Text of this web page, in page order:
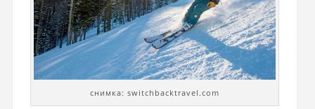
снимка: switchbacktravel.com